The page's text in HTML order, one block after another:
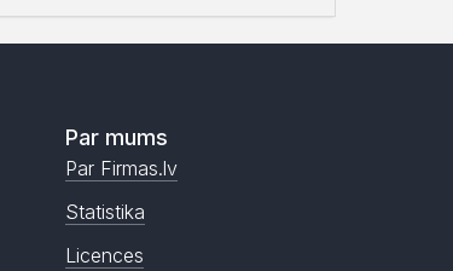
Par mums
Par Firmas.lv
Statistika
Licences